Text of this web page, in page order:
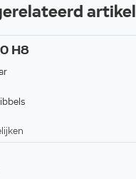
artikel
H8